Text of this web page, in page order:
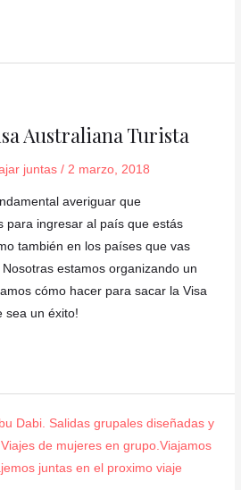
Australiana Turista
juntas / 2 marzo, 2018
averiguar que
para ingresar al país que estás
también en los países que vas
estamos organizando un
cómo hacer para sacar la Visa
sea un éxito!